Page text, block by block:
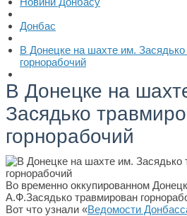
Донбас
В Донецке на шахте им. Засядько
горнорабочий
В Донецке на
Засядько
горнорабочий
Во временно оккупированном
А.Ф.Засядько травмирован
Вот что узнали «Ведомости